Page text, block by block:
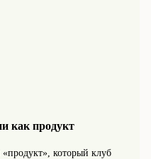
как продукт
который клуб